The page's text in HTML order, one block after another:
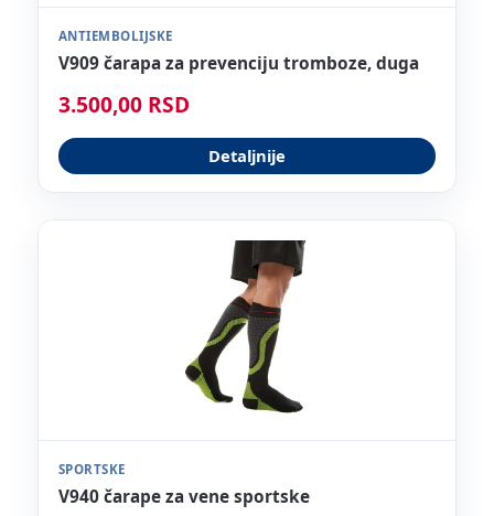
ANTIEMBOLIJSKE
V909 čarapa za prevenciju tromboze, duga
3.500,00 RSD
Detaljnije
SPORTSKE
V940 čarape za vene sportske